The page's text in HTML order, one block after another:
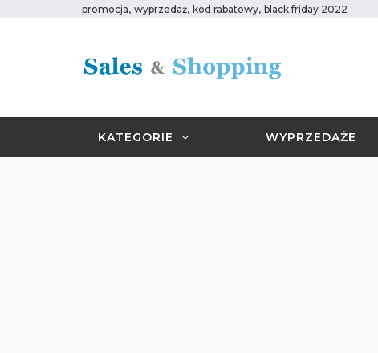
promocja, wyprzedaż, kod rabatowy, black friday 2022
KATEGORIE WYPRZEDAŻE